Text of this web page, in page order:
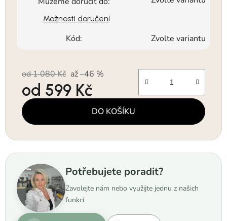
Možnosti doručení
Kód: Zvolte variantu
od 1 080 Kč až –46 %
od 599 Kč
Měrná cena: DO KOŠÍKU
Potřebujete poradit?
Zavolejte nám nebo využijte jednu z našich
funkcí